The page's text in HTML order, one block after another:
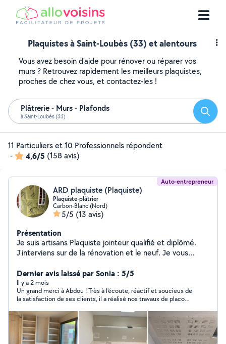
Plaquistes à Saint-Loubès (33) et alentours
Vous avez besoin d'aide pour rénover ou réparer vos
murs ? Retrouvez rapidement les meilleurs plaquistes,
proches de chez vous, et contactez-les !
Plâtrerie - Murs - Plafonds
à Saint-Loubès (33)
11 Particuliers et 10 Professionnels répondent
-
4,6/5 (158 avis)
Auto-entrepreneur
ARD plaquiste (Plaquiste)
Plaquiste-plâtrier
Carbon-Blanc (Nord)
5/5 (13 avis)
Présentation
Je suis artisans Plaquiste jointeur qualifié et diplômé.
J'interviens sur de la rénovation et le neuf. Je vous
plafond - auto porter - pose de portes à galandage -
plaquo coller, -isolation en laine de verre et bois -pose
membranes -démolitions -habillage de gerberie - -
toutes niches souhaiter - bandes - doublage en appui
optima
Dernier avis laissé par Sonia : 5/5
Il y a 2 mois
Un grand merci à Abdou ! Très à l'écoute, réactif et soucieux de
la satisfaction de ses clients, il a réalisé nos travaux de placo
à la hauteur de nos attentes. Nous n'hésiterons pas à faire de
nouveau appel à lui pour de futurs travaux.